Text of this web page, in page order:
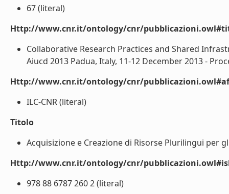
67 (literal)
Http://www.cnr.it/ontology/cnr/
Collaborative Research Practices and Shared
Aiucd 2013 Padua, Italy, 11-12 December 2013 -
Http://www.cnr.it/ontology/cnr/
ILC-CNR (literal)
Titolo
Acquisizione e Creazione di Risorse Plurilingui per
Http://www.cnr.it/ontology/cnr/
978 88 6787 260 2 (literal)